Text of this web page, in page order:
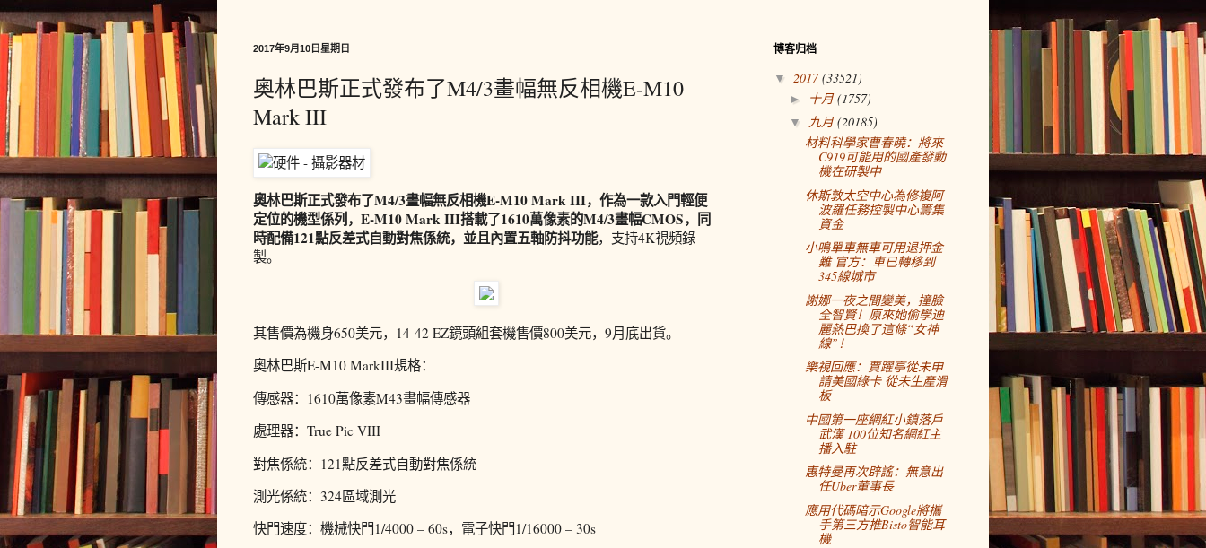
2017年9月10日星期日
奧林巴斯正式發布了M4/3畫幅無反相機E-M10
Mark III
奧林巴斯正式發布了M4/3畫幅無反相機E-M10 Mark III，作為一款入門輕便
定位的機型係列，E-M10 Mark III搭載了1610萬像素的M4/3畫幅CMOS，同
時配備121點反差式自動對焦係統，並且內置五軸防抖功能，支持4K視頻錄
製。
其售價為機身650美元，14-42 EZ鏡頭組套機售價800美元，9月底出貨。
奧林巴斯E-M10 MarkIII規格：
傳感器：1610萬像素M43畫幅傳感器
處理器：True Pic VIII
對焦係統：121點反差式自動對焦係統
測光係統：324區域測光
快門速度：機械快門1/4000 – 60s，電子快門1/16000 – 30s
博客归档
▼ 2017(33521)
► 十月(1757)
▼ 九月(20185)
材料科學家曹春曉：將來
C919可能用的國產發動
機在研製中
休斯敦太空中心為修複阿
波羅任務控製中心籌集
資金
小鳴單車無車可用退押金
難 官方：車已轉移到
345線城市
謝娜一夜之間變美，撞臉
全智賢！原來她偷學迪
麗熱巴換了這條“女神
線”！
樂視回應：賈躍亭從未申
請美國綠卡 從未生產滑
板
中國第一座網紅小鎮落戶
武漢 100位知名網紅主
播入駐
惠特曼再次辟謠：無意出
任Uber董事長
應用代碼暗示Google將攜
手第三方推Bisto智能耳
機